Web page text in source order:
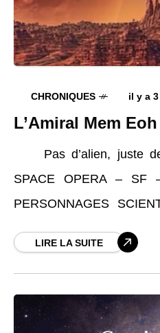
CHRONIQUES il y a
L’Amiral Mem Eoh
Pas d’alien, juste
SPACE OPERA – SF
PERSONNAGES
Angeline Science-
lecteurs :Format POCHE
LIRE LA SUITE